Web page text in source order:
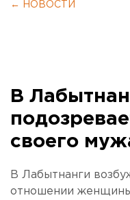
← НОВОСТИ
В
своего
В Лабытнанги
отношении